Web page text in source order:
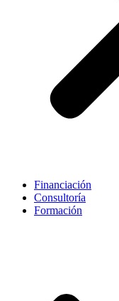
Financiación
Consultoría
Formación